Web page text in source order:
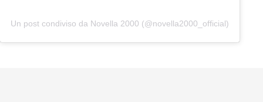
Un post condiviso da Novella 2000 (@novella2000_official)